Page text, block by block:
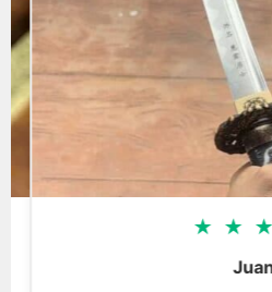
★ ★ ★
Juan O.